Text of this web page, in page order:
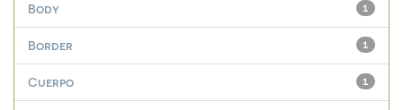
1
Body
1
Border
1
Cuerpo